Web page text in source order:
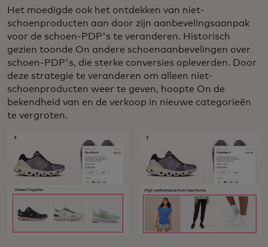
Het moedigde ook het ontdekken van niet-
schoenproducten aan door zijn aanbevelingsaanpak
voor de schoen-PDP's te veranderen. Historisch
gezien toonde On andere schoenaanbevelingen over
schoen-PDP's, die sterke conversies opleverden. Door
deze strategie te veranderen om alleen niet-
schoenproducten weer te geven, hoopte On de
bekendheid van en de verkoop in nieuwe categorieën
te vergroten.